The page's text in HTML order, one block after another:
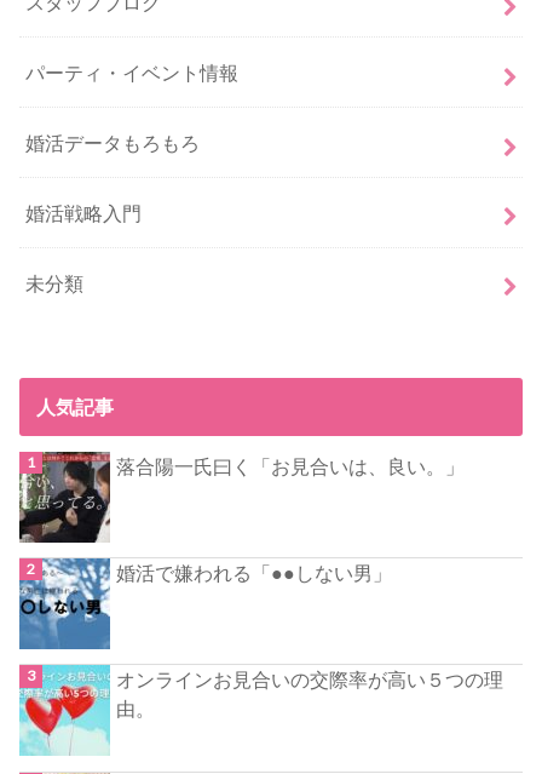
パーティ・イベント情報
婚活データもろもろ
婚活戦略入門
未分類
人気記事
落合陽一氏曰く「お見合いは、良い。」
婚活で嫌われる「●●しない男」
オンラインお見合いの交際率が高い５つの理
由。